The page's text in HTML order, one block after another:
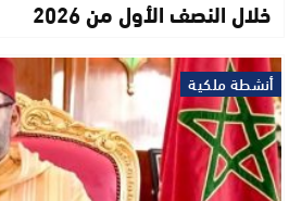
خلال النصف الأول من 2026
أنشطة ملكية